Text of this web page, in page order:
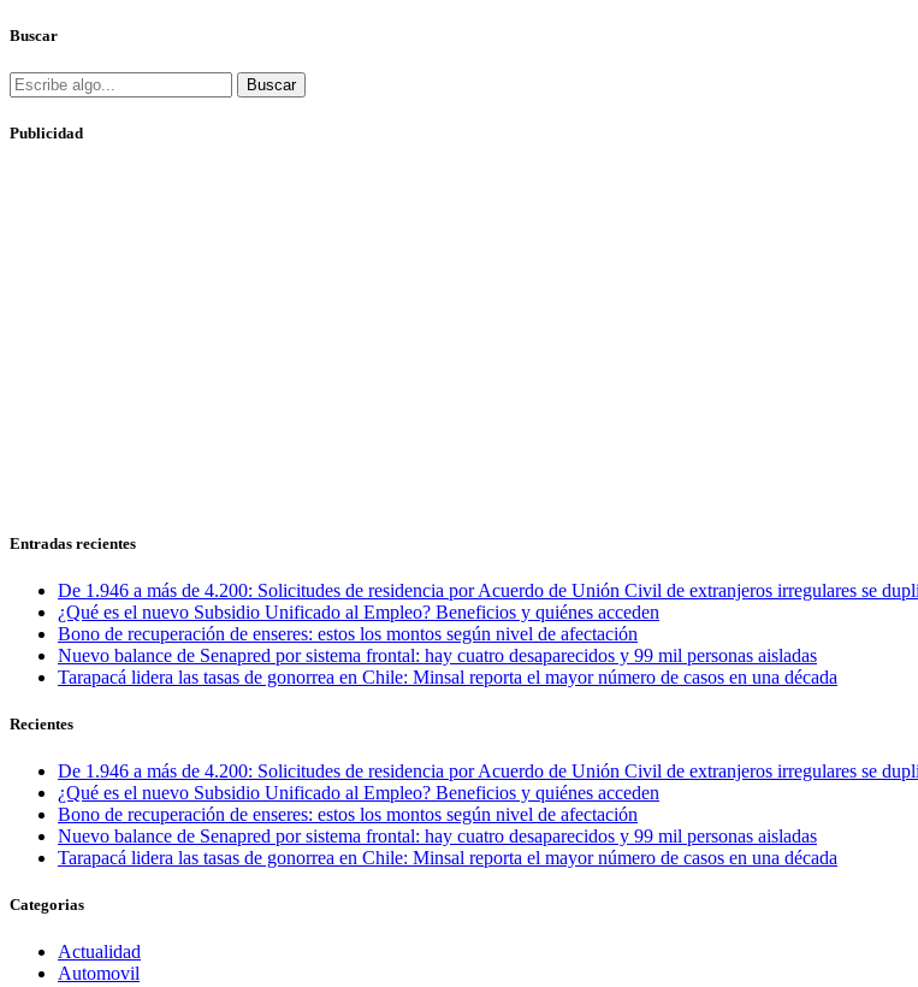
Buscar
Buscar
Publicidad
Entradas recientes
De 1.946 a más de 4.200: Solicitudes de residencia por Acuerdo de Unión Civil de extranjeros irregulares se
¿Qué es el nuevo Subsidio Unificado al Empleo? Beneficios y quiénes acceden
Bono de recuperación de enseres: estos los montos según nivel de afectación
Nuevo balance de Senapred por sistema frontal: hay cuatro desaparecidos y 99 mil personas aisladas
Tarapacá lidera las tasas de gonorrea en Chile: Minsal reporta el mayor número de casos en una década
Recientes
De 1.946 a más de 4.200: Solicitudes de residencia por Acuerdo de Unión Civil de extranjeros irregulares se
¿Qué es el nuevo Subsidio Unificado al Empleo? Beneficios y quiénes acceden
Bono de recuperación de enseres: estos los montos según nivel de afectación
Nuevo balance de Senapred por sistema frontal: hay cuatro desaparecidos y 99 mil personas aisladas
Tarapacá lidera las tasas de gonorrea en Chile: Minsal reporta el mayor número de casos en una década
Categorias
Actualidad
Automovil